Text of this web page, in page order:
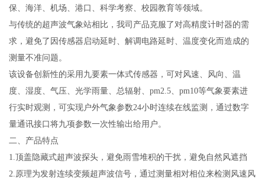
保、海洋、机场、港口、科学考察、校园教育等领域。
与传统的超声波气象站相比，我司产品克服了对高精度计时器的需
求，避免了因传感器启动延时、解调电路延时、温度变化而造成的
测量不准问题。
该设备创新性的采用九要素一体式传感器，可对风速、风向、温
度、湿度、气压、光学雨量、总辐射、pm2.5 、pm10等气象要素进
行实时观测，可实现户外气象参数24小时连续在线监测，通过数字
量通讯接口将九项参数一次性输出给用户。
二、产品特点
1.顶盖隐藏式超声波探头，避免雨雪堆积的干扰，避免自然风遮挡
2. 原理为发射连续变频超声波信号，通过测量相对相位来检测风速风